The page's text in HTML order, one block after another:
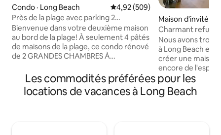
Condo · Long Beach Note moyenne de 4,92 sur 5,
4,92 (509)
Près de la plage avec parking 2
chambres (KING SIZE)/2 salles de bain
Bienvenue dans votre deuxième maison
au bord de la plage! À seulement 4 pâtés
de maisons de la plage, ce condo rénové
de 2 GRANDES CHAMBRES À
pied-à-terre idéal pour une escapade
relaxante sur la côte. Spacieux et
familial, il dispose de climatiseurs
Maison d'invité ·
ights
Charmant refuge
marchez jusqu'à
Nous avons
à Long Beach et
créer une maison
encore de
nous voulons
vous ! Notre
chambre et d'une
Les commodités préférées pour les
locations de vacances à Long Beach